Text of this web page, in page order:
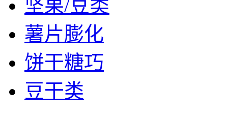
坚果/豆类
薯片膨化
饼干糖巧
豆干类